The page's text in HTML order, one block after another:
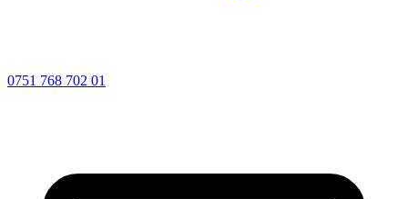
0751 768 702 01